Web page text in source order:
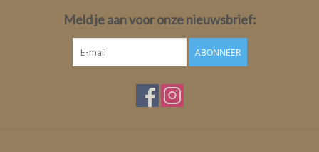
Meld je aan voor onze nieuwsbrief:
ABONNEER